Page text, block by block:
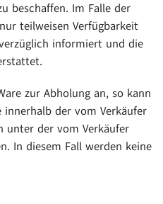
beschaffen. Im Falle der
teilweisen Verfügbarkeit
informiert und die
zur Abholung an, so kann
der vom Verkäufer
unter der vom Verkäufer
In diesem Fall werden keine